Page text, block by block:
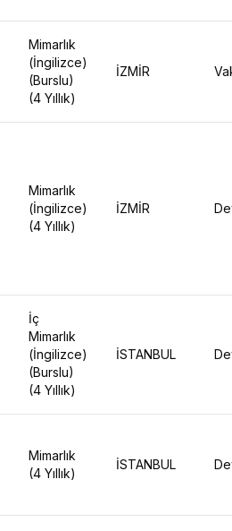
Mimarlık
(İngilizce)
(Burslu)
(4 Yıllık)
İZMİR
Mimarlık
(İngilizce)
(4 Yıllık)
İZMİR
İç
Mimarlık
(İngilizce)
(Burslu)
(4 Yıllık)
İSTANBUL
Mimarlık
(4 Yıllık)
İSTANBUL